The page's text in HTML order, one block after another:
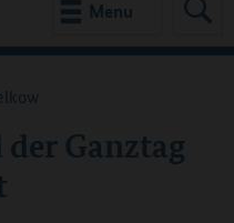
Menu
Ganztag